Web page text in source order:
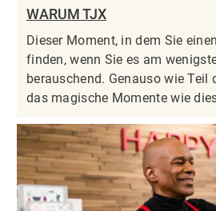
WARUM TJX
Dieser Moment, in dem Sie
finden, wenn Sie es am
berauschend. Genauso wie Teil
das magische Momente wie